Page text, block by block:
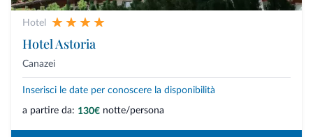
Hotel
Hotel Astoria
Canazei
Inserisci le date per conoscere la disponibilità
a partire da: 130€ notte/persona